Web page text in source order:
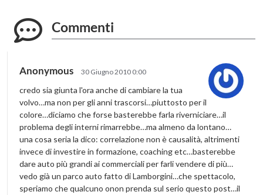
Commenti
Anonymous 30 Giugno 2010 0:00
credo sia giunta l'ora anche di cambiare la tua
volvo…ma non per gli anni trascorsi…piuttosto per il
colore…diciamo che forse basterebbe farla riverniciare…il
problema degli interni rimarrebbe…ma almeno da lontano…
una cosa seria la dico: correlazione non è causalità, altrimenti
invece di investire in formazione, coaching etc…basterebbe
dare auto più grandi ai commerciali per farli vendere di più…
vedo già un parco auto fatto di Lamborgini…che spettacolo,
speriamo che qualcuno onon prenda sul serio questo post…il